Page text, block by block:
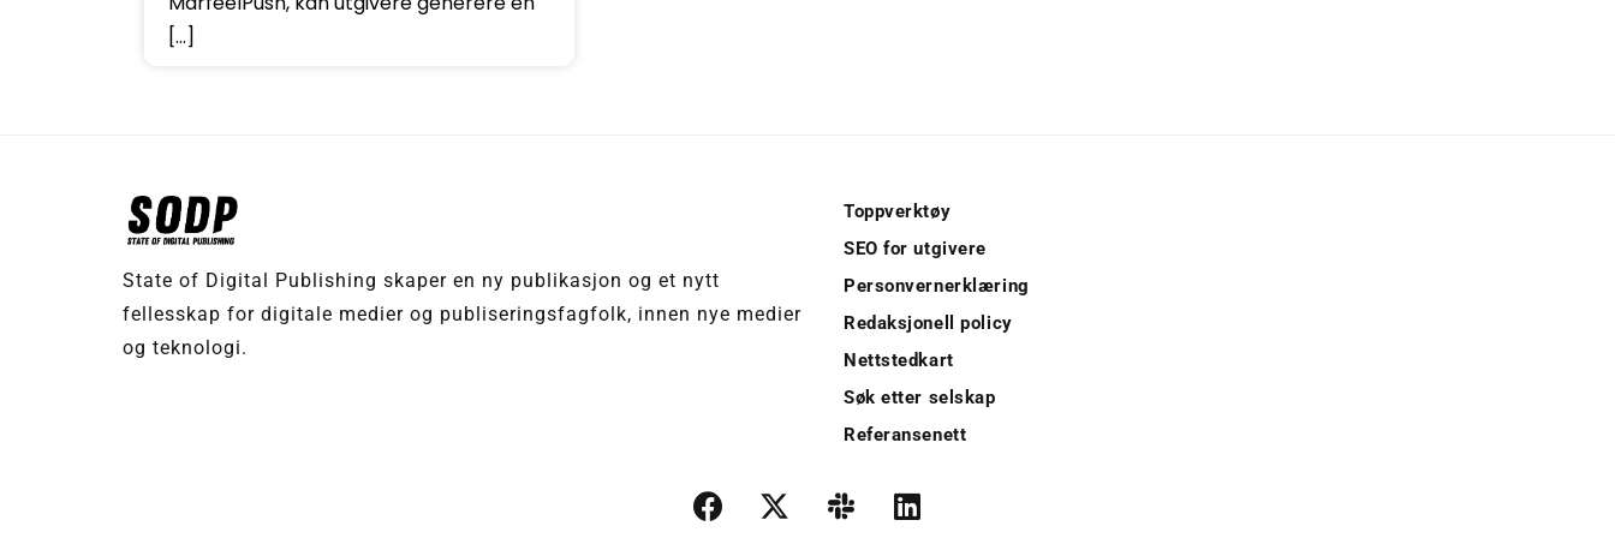
[…]
State of Digital Publishing skaper en ny publikasjon og et nytt
fellesskap for digitale medier og publiseringsfagfolk, innen nye medier
og teknologi.
Toppverktøy
SEO for utgivere
Personvernerklæring
Redaksjonell policy
Nettstedkart
Søk etter selskap
Referansenett